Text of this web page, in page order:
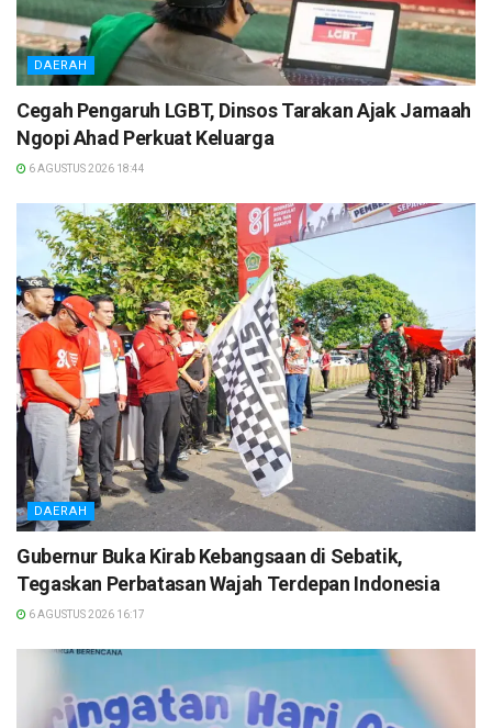
DAERAH
Cegah Pengaruh LGBT, Dinsos Tarakan Ajak Jamaah
Ngopi Ahad Perkuat Keluarga
6 AGUSTUS 2026 18:44
DAERAH
Gubernur Buka Kirab Kebangsaan di Sebatik,
Tegaskan Perbatasan Wajah Terdepan Indonesia
6 AGUSTUS 2026 16:17